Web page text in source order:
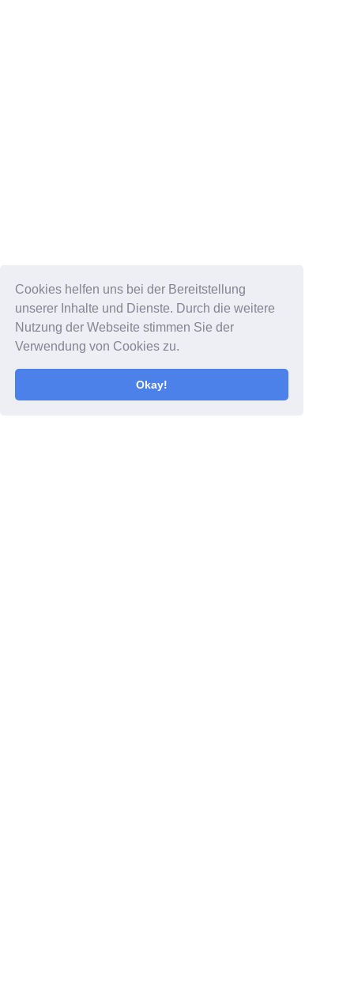
Cookies helfen uns bei der Bereitstellung
unserer Inhalte und Dienste. Durch die weitere
Nutzung der Webseite stimmen Sie der
Verwendung von Cookies zu.
Okay!